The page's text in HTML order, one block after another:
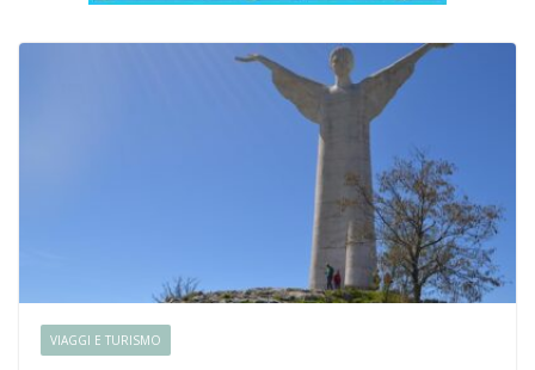
VIAGGI E TURISMO